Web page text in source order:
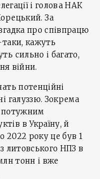
і голова НАК
За
про співпрацю
таки, кажуть
сильно і багато,
війни.
потенційні
галуззю. Зокрема
потужним
в Україну, й
2022 року це був 1
литовського НПЗ в
тонн і вже